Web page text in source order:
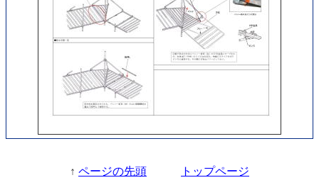
↑ ページの先頭 トップページ